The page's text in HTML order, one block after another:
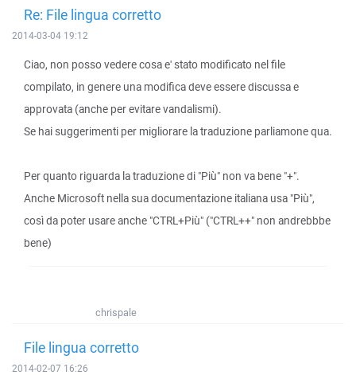
Re: File lingua corretto
2014-03-04 19:12
Ciao, non posso vedere cosa e' stato modificato nel file
compilato, in genere una modifica deve essere discussa e
approvata (anche per evitare vandalismi).
Se hai suggerimenti per migliorare la traduzione parliamone qua.
Per quanto riguarda la traduzione di "Più" non va bene "+".
Anche Microsoft nella sua documentazione italiana usa "Più",
così da poter usare anche "CTRL+Più" ("CTRL++" non andrebbbe
bene)
chrispale
File lingua corretto
2014-02-07 16:26